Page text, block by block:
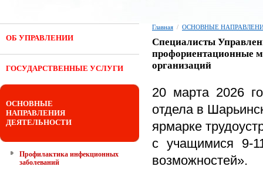
ОБ УПРАВЛЕНИИ
ГОСУДАРСТВЕННЫЕ УСЛУГИ
ОСНОВНЫЕ
НАПРАВЛЕНИЯ
ДЕЯТЕЛЬНОСТИ
Профилактика инфекционных
заболеваний
Главная / ОСНОВНЫЕ
Специалисты
профориентационные
организаций
20 марта 2026
отдела в
ярмарке
с учащимися 9-
возможностей».